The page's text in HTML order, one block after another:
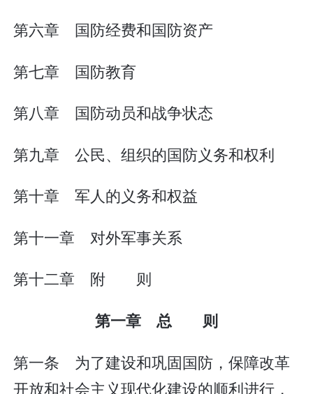
第六章 国防经费和国防资产
第七章 国防教育
第八章 国防动员和战争状态
第九章 公民、组织的国防义务和权利
第十章 军人的义务和权益
第十一章 对外军事关系
第十二章 附 则
第一章 总 则
第一条 为了建设和巩固国防，保障改革
开放和社会主义现代化建设的顺利进行，